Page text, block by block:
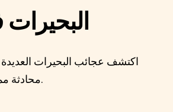
البحيرات
اكتشف عجائب البحيرات
محادثة ممتعة بين توم ووالده.